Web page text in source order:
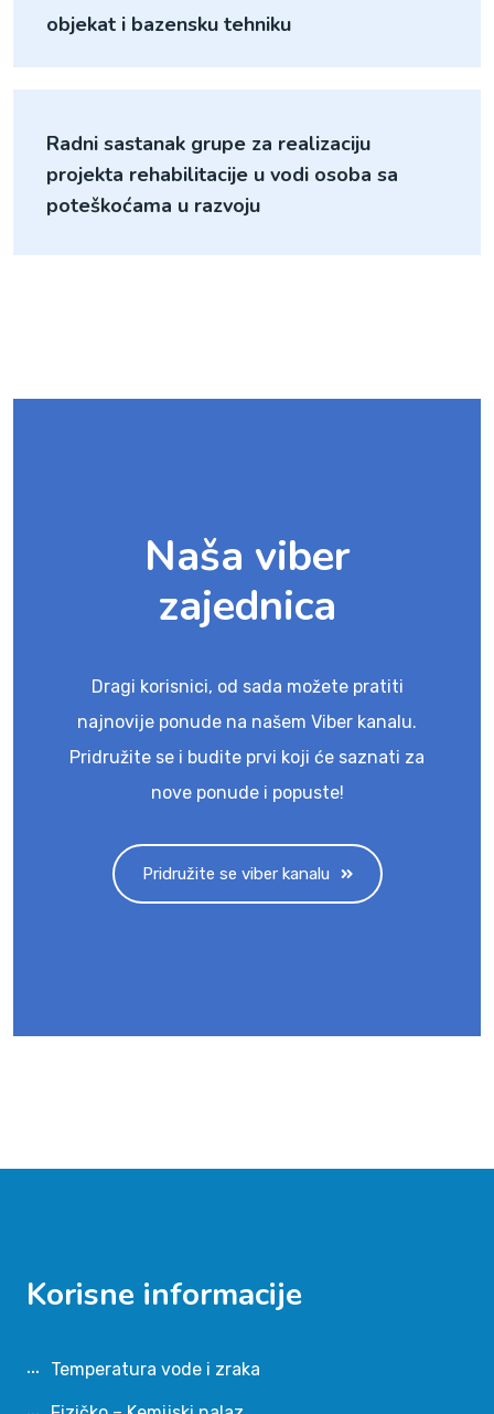
objekat i bazensku tehniku
Radni sastanak grupe za realizaciju
projekta rehabilitacije u vodi osoba sa
poteškoćama u razvoju
Naša viber
zajednica
Dragi korisnici, od sada možete pratiti
najnovije ponude na našem Viber kanalu.
Pridružite se i budite prvi koji će saznati za
nove ponude i popuste!
Pridružite se viber kanalu
Korisne informacije
Temperatura vode i zraka